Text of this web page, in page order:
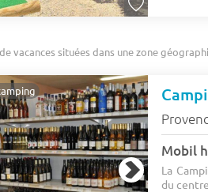
vacances situées dans une zone
Mobil
La
du